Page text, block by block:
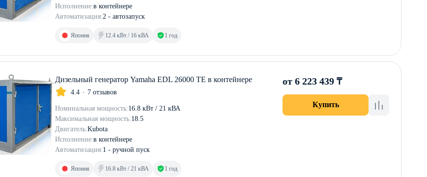
Исполнение:в контейнере
Автоматизация:2 - автозапуск
Япония 12.4 кВт / 16 кВА 1 год
Дизельный генератор Yamaha EDL 26000 TE в контейнере
4.4 7 отзывов
Номинальная мощность:16.8 кВт / 21 кВА
Максимальная мощность:18.5
Двигатель:Kubota
Исполнение:в контейнере
Автоматизация:1 - ручной пуск
Япония 16.8 кВт / 21 кВА 1 год
от 6 223 439 ₸
Купить